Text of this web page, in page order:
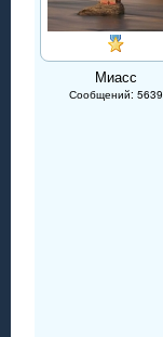
Миасс
Сообщений: 5639